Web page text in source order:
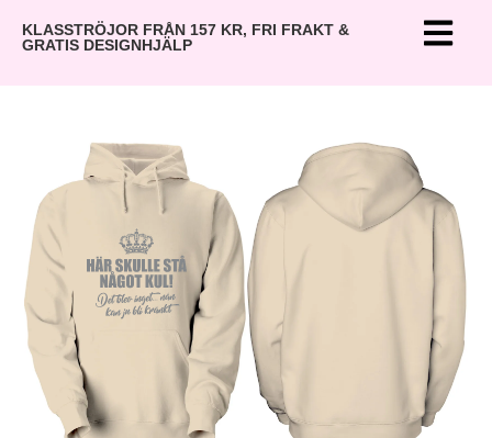
KLASSTRÖJOR FRÅN 157 KR, FRI FRAKT &
GRATIS DESIGNHJÄLP